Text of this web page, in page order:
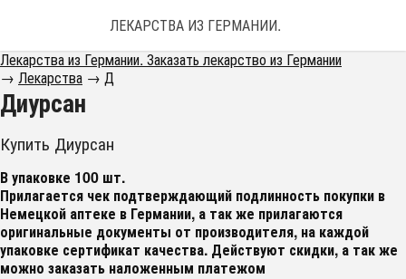
ЛЕКАРСТВА ИЗ ГЕРМАНИИ. ЗАКАЗАТЬ
Лекарства из Германии. Заказать лекарство из Германии
→ Лекарства → Д
Диурсан
Купить Диурсан
В упаковке 100 шт.
Прилагается чек подтверждающий подлинность покупки в
Немецкой аптеке в Германии, а так же прилагаются
оригинальные документы от производителя, на каждой
упаковке сертификат качества. Действуют скидки, а так же
можно заказать наложенным платежом